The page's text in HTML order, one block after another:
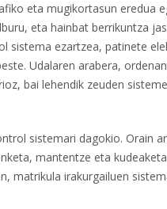
eta mugikortasun eredua
eta hainbat berrikuntza
sistema ezartzea, patinete
Udalaren arabera,
bai lehendik zeuden
sistemari dagokio. Orain
mantentze eta
matrikula irakurgailuen